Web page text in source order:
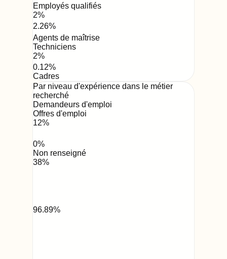
Employés qualifiés
2%
2.26%
Agents de maîtrise
Techniciens
2%
0.12%
Cadres
Par niveau d'expérience dans le métier
recherché
Demandeurs d'emploi
Offres d'emploi
12%
0%
Non renseigné
38%
96.89%